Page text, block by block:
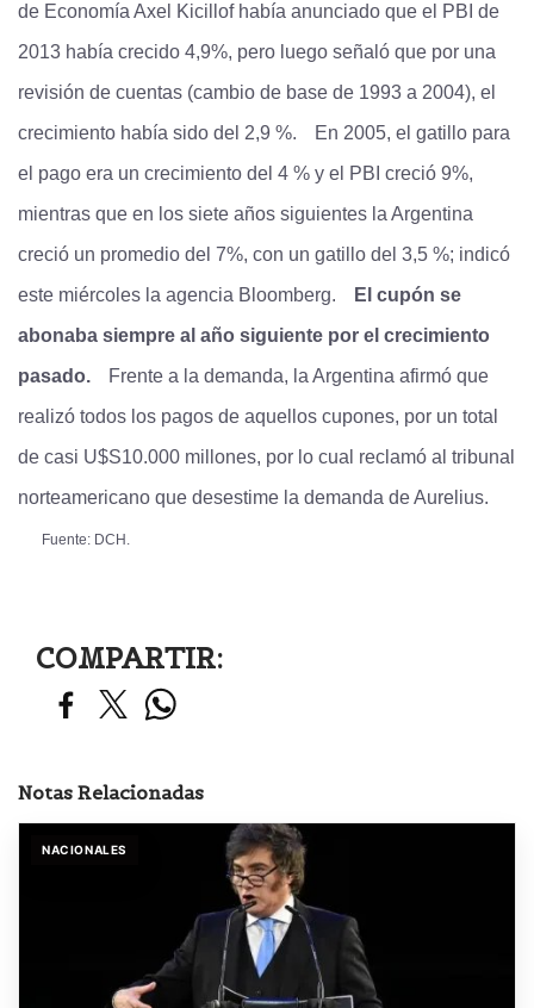
de Economía Axel Kicillof había anunciado que el PBI de
2013 había crecido 4,9%, pero luego señaló que por una
revisión de cuentas (cambio de base de 1993 a 2004), el
crecimiento había sido del 2,9 %.
En 2005, el gatillo para
el pago era un crecimiento del 4 % y el PBI creció 9%,
mientras que en los siete años siguientes la Argentina
creció un promedio del 7%, con un gatillo del 3,5 %; indicó
este miércoles la agencia Bloomberg.
El cupón se
abonaba siempre al año siguiente por el crecimiento
pasado.
Frente a la demanda, la Argentina afirmó que
realizó todos los pagos de aquellos cupones, por un total
de casi U$S10.000 millones, por lo cual reclamó al tribunal
norteamericano que desestime la demanda de Aurelius.
Fuente: DCH.
COMPARTIR:
Notas Relacionadas
NACIONALES